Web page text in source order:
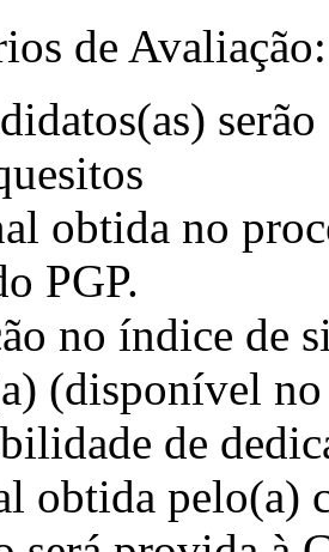
de Avaliação:
obtida no
PGP.
no índice de
(disponível
de
obtida pelo(a)